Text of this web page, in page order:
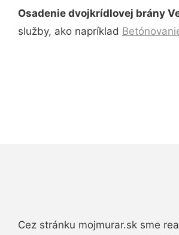
Osadenie dvojkrídlovej brány
služby, ako napríklad
Cez stránku mojmurar.sk sme